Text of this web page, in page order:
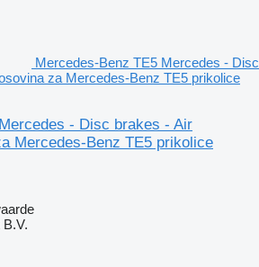
Mercedes-Benz TE5 Mercedes - Disc
za Mercedes-Benz TE5 prikolice
- Disc brakes - Air
Mercedes-Benz TE5 prikolice